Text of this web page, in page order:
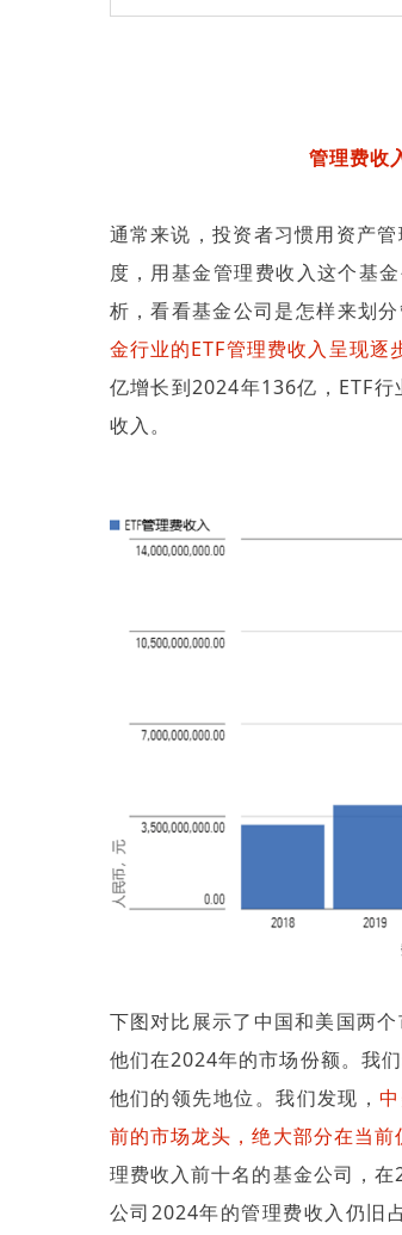
管理费收
通常来说，投资者习惯用资产
度，用基金管理费收入这个基
析，看看基金公司是怎样来划
金行业的ETF管理费收入呈现逐
亿增长到2024年136亿，ETF
收入。
下图对比展示了中国和美国两
他们在2024年的市场份额。我
他们的领先地位。我们发现，
前的市场龙头，绝大部分在当
理费收入前十名的基金公司，
公司2024年的管理费收入仍旧